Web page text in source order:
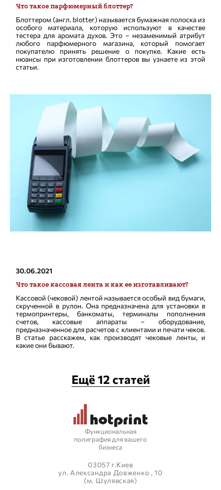
Что такое парфюмерный блоттер?
Блоттером (англ. blotter) называется бумажная полоска из
особого материала, которую используют в качестве
тестера для аромата духов. Это – незаменимый атрибут
любого парфюмерного магазина, который помогает
покупателю принять решение о покупке. Какие есть
нюансы при изготовлении блоттеров вы узнаете из этой
статьи.
30.06.2021
Что такое кассовая лента и как ее изготавливают?
Кассовой (чековой) лентой называется особый вид бумаги,
скрученной в рулон. Она предназначена для установки в
термопринтеры, банкоматы, терминалы пополнения
счетов, кассовые аппараты – оборудование,
предназначенное для расчетов с клиентами и печати чеков.
В статье расскажем, как производят чековые ленты, и
какие они бывают.
Ещё 12 статей
Функциональная
полиграфия для вашего
бизнеса
03057 г.Киев
ул. Александра Довженко , 10
(м. Шулявская)